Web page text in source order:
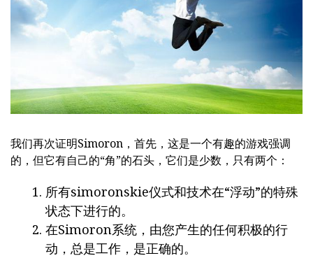
我们再次证明Simoron，首先，这是一个有趣的游戏强调
的，但它有自己的“角”的石头，它们是少数，只有两个：
所有simoronskie仪式和技术在“浮动”的特殊
状态下进行的。
在Simoron系统，由您产生的任何积极的行
动，总是工作，是正确的。